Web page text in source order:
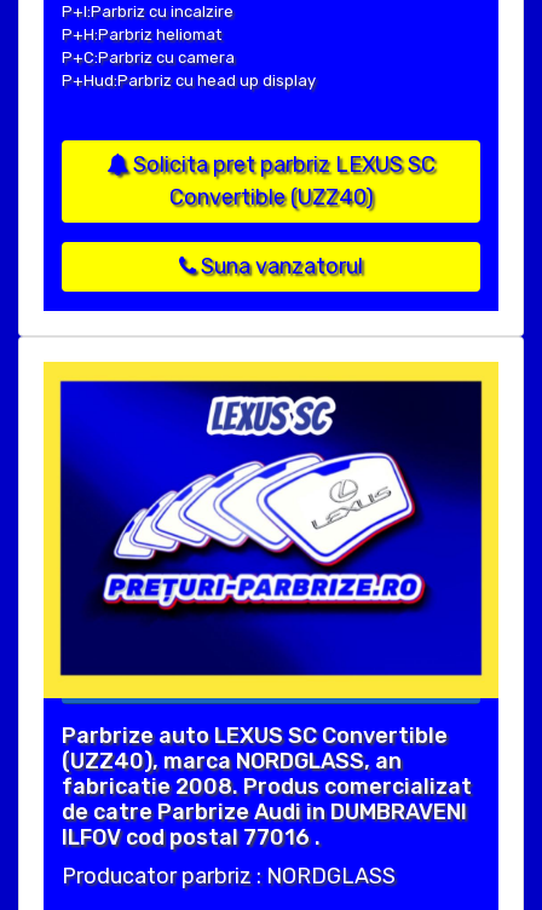
P+I:Parbriz cu incalzire
P+H:Parbriz heliomat
P+C:Parbriz cu camera
P+Hud:Parbriz cu head up display
Solicita pret parbriz LEXUS SC
Convertible (UZZ40)
Suna vanzatorul
Parbrize auto LEXUS SC Convertible
(UZZ40), marca NORDGLASS, an
fabricatie 2008. Produs comercializat
de catre Parbrize Audi in DUMBRAVENI
ILFOV cod postal 77016 .
Producator parbriz : NORDGLASS